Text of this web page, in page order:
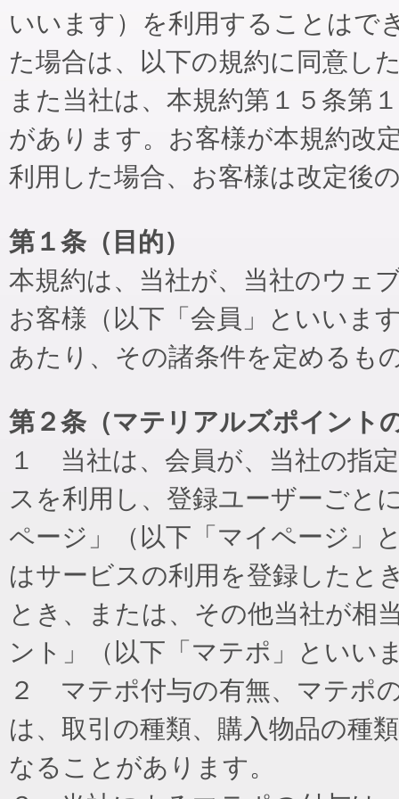
いいます）を利用することはで
た場合は、以下の規約に同意し
また当社は、本規約第１５条第
があります。お客様が本規約改
利用した場合、お客様は改定後
第１条（目的）
本規約は、当社が、当社のウェ
お客様（以下「会員」といいま
あたり、その諸条件を定めるも
第２条（マテリアルズポイント
１ 当社は、会員が、当社の指
スを利用し、登録ユーザーごと
ページ」（以下「マイページ」
はサービスの利用を登録したと
とき、または、その他当社が相
ント」（以下「マテポ」といい
２ マテポ付与の有無、マテポ
は、取引の種類、購入物品の種
なることがあります。